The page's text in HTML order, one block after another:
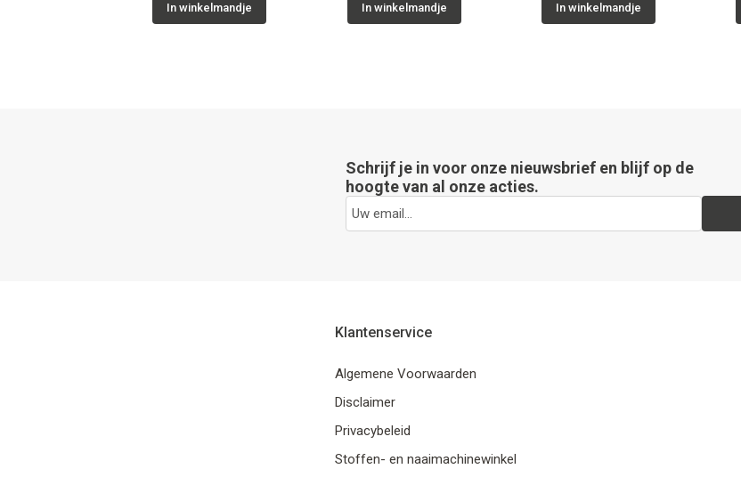
In winkelmandje In winkelmandje In winkelmandje
Schrijf je in voor onze nieuwsbrief en blijf op de
hoogte van al onze acties.
Klantenservice
Algemene Voorwaarden
Disclaimer
Privacybeleid
Stoffen- en naaimachinewinkel